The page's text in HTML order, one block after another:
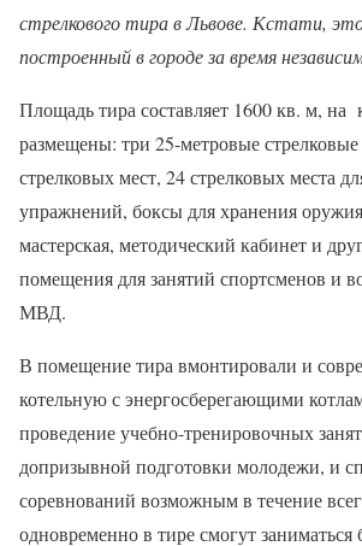
стрелкового тира в Львове. Кстати,
построенный в городе за время
Площадь тира составляет 1600 кв. м, на
размещены: три 25-метровые
стрелковых мест, 24 стрелковых места
упражнений, боксы для хранения
мастерская, методический кабинет и
помещения для занятий спортсменов и
МВД.
В помещение тира вмонтировали и
котельную с энергосберегающими
проведение учебно-тренировочных
допризывной подготовки молодежи, и
соревнований возможным в течение
одновременно в тире смогут заниматься